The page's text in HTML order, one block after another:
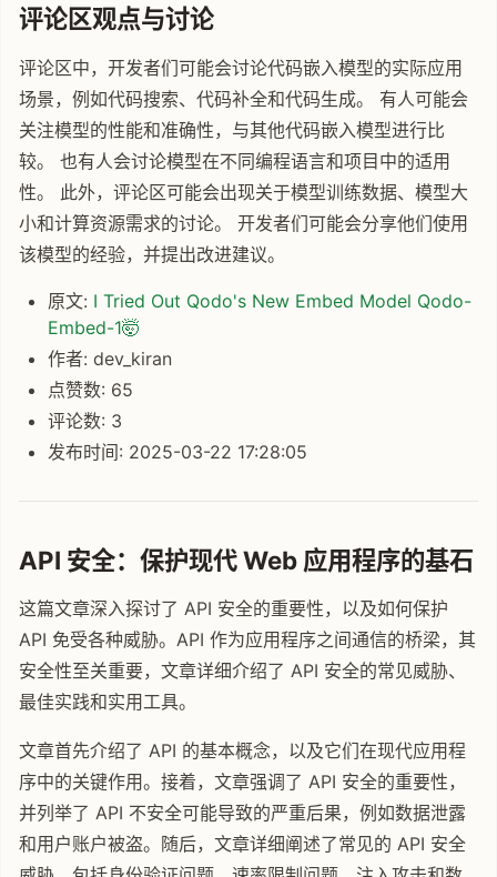
评论区观点与讨论
评论区中，开发者们可能会讨论代码嵌入模型的实际应用
场景，例如代码搜索、代码补全和代码生成。 有人可能会
关注模型的性能和准确性，与其他代码嵌入模型进行比
较。 也有人会讨论模型在不同编程语言和项目中的适用
性。 此外，评论区可能会出现关于模型训练数据、模型大
小和计算资源需求的讨论。 开发者们可能会分享他们使用
该模型的经验，并提出改进建议。
原文: I Tried Out Qodo's New Embed Model Qodo-
Embed-1🤯
作者: dev_kiran
点赞数: 65
评论数: 3
发布时间: 2025-03-22 17:28:05
API 安全：保护现代 Web 应用程序的基石
这篇文章深入探讨了 API 安全的重要性，以及如何保护
API 免受各种威胁。API 作为应用程序之间通信的桥梁，其
安全性至关重要，文章详细介绍了 API 安全的常见威胁、
最佳实践和实用工具。
文章首先介绍了 API 的基本概念，以及它们在现代应用程
序中的关键作用。接着，文章强调了 API 安全的重要性，
并列举了 API 不安全可能导致的严重后果，例如数据泄露
和用户账户被盗。随后，文章详细阐述了常见的 API 安全